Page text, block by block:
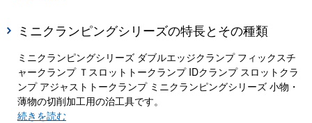
ミニクランピングシリーズの特長とその種類
ミニクランピングシリーズ ダブルエッジクランプ フィックスチ
ャークランプ Ｔスロットトークランプ IDクランプ スロットクラ
ンプ アジャストトークランプ ミニクランピングシリーズ 小物・
薄物の切削加工用の治工具です。
続きを読む